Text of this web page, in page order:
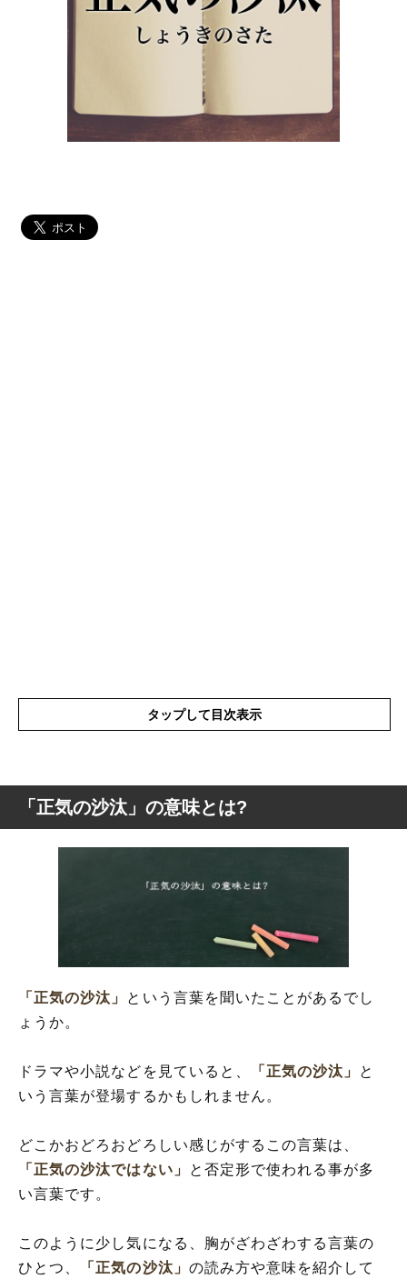
タップして目次表示
「正気の沙汰」の意味とは?
「正気の沙汰」を使った例文
「正気の沙汰ではない」の類語や言い換
え・似た言葉
「正気の沙汰」の意味とは?
「正気の沙汰」 という言葉を聞いたことがあるでし
ょうか。
ドラマや小説などを見ていると、 「正気の沙汰」 と
いう言葉が登場するかもしれません。
どこかおどろおどろしい感じがするこの言葉は、
「正気の沙汰ではない」
と否定形で使われる事が多
い言葉です。
このように少し気になる、胸がざわざわする言葉の
ひとつ、
「正気の沙汰」 の読み方や意味を紹介して